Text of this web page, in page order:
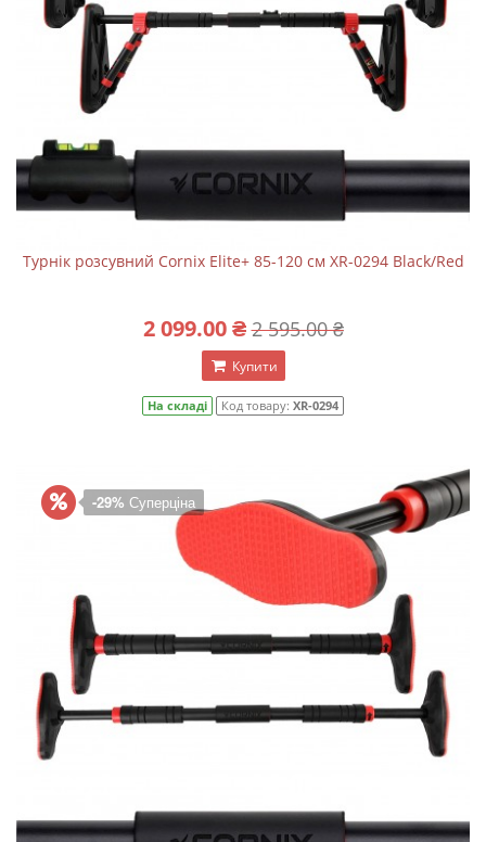
Турнік розсувний Cornix Elite+ 85-120 см XR-0294 Black/Red
2 099.00 ₴ 2 595.00 ₴
Купити
На складі Код товару: XR-0294
-29% Суперціна